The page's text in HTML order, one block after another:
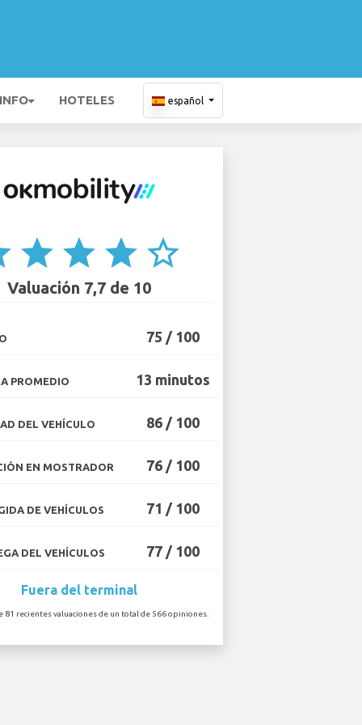
HOTELES español
star star star star_border
Valuación 7,7 de 10
75 / 100
PROMEDIO 13 minutos
DEL VEHÍCULO 86 / 100
EN MOSTRADOR 76 / 100
DE VEHÍCULOS 71 / 100
DEL VEHÍCULOS 77 / 100
Fuera del terminal
81 recientes valuaciones de un total de 566 opiniones.